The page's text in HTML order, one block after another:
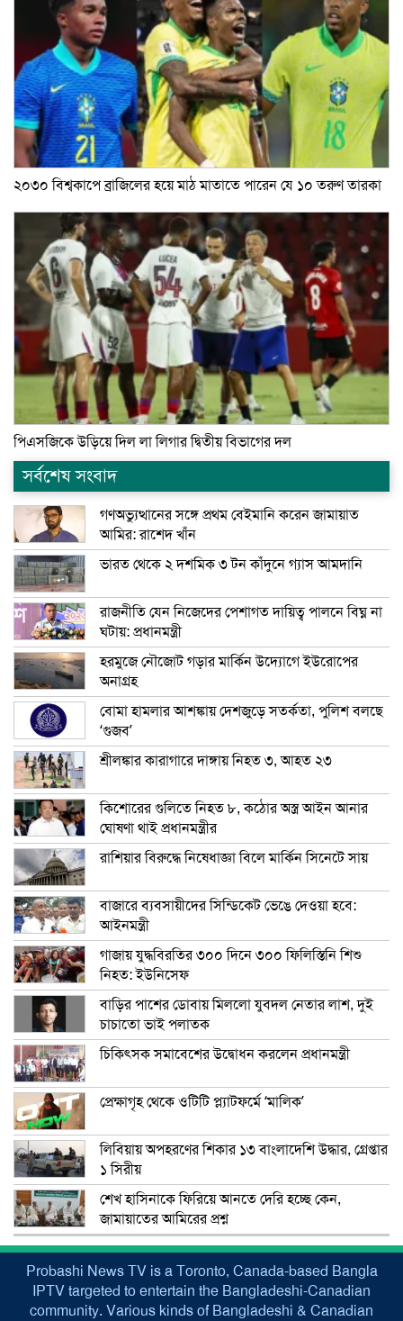
২০৩০ বিশ্বকাপে ব্রাজিলের হয়ে মাঠ মাতাতে পারেন যে ১০ তরুণ তারকা
পিএসজিকে উড়িয়ে দিল লা লিগার দ্বিতীয় বিভাগের দল
সর্বশেষ সংবাদ
গণঅভ্যুত্থানের সঙ্গে প্রথম বেইমানি করেন জামায়াত
আমির: রাশেদ খাঁন
ভারত থেকে ২ দশমিক ৩ টন কাঁদুনে গ্যাস আমদানি
রাজনীতি যেন নিজেদের পেশাগত দায়িত্ব পালনে বিঘ্ন না
ঘটায়: প্রধানমন্ত্রী
হরমুজে নৌজোট গড়ার মার্কিন উদ্যোগে ইউরোপের
অনাগ্রহ
বোমা হামলার আশঙ্কায় দেশজুড়ে সতর্কতা, পুলিশ বলছে
‘গুজব’
শ্রীলঙ্কার কারাগারে দাঙ্গায় নিহত ৩, আহত ২৩
কিশোরের গুলিতে নিহত ৮, কঠোর অস্ত্র আইন আনার
ঘোষণা থাই প্রধানমন্ত্রীর
রাশিয়ার বিরুদ্ধে নিষেধাজ্ঞা বিলে মার্কিন সিনেটে সায়
বাজারে ব্যবসায়ীদের সিন্ডিকেট ভেঙে দেওয়া হবে:
আইনমন্ত্রী
গাজায় যুদ্ধবিরতির ৩০০ দিনে ৩০০ ফিলিস্তিনি শিশু
নিহত: ইউনিসেফ
বাড়ির পাশের ডোবায় মিললো যুবদল নেতার লাশ, দুই
চাচাতো ভাই পলাতক
চিকিৎসক সমাবেশের উদ্বোধন করলেন প্রধানমন্ত্রী
প্রেক্ষাগৃহ থেকে ওটিটি প্ল্যাটফর্মে ‘মালিক’
লিবিয়ায় অপহরণের শিকার ১৩ বাংলাদেশি উদ্ধার, গ্রেপ্তার
১ সিরীয়
শেখ হাসিনাকে ফিরিয়ে আনতে দেরি হচ্ছে কেন,
জামায়াতের আমিরের প্রশ্ন
Probashi News TV is a Toronto, Canada-based Bangla
IPTV targeted to entertain the Bangladeshi-Canadian
community. Various kinds of Bangladeshi & Canadian